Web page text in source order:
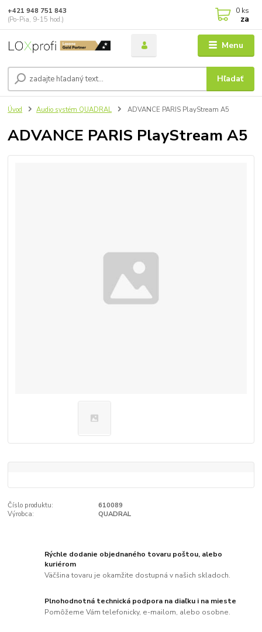
Menu
Hľadať
+421 948 751 843
(Po-Pia, 9-15 hod.)
0 ks
za
Úvod Audio systém QUADRAL ADVANCE PARIS PlayStream A5
ADVANCE PARIS PlayStream A5
Číslo produktu:
610089
Výrobca:
QUADRAL
Rýchle dodanie objednaného tovaru poštou, alebo
kuriérom
Väčšina tovaru je okamžite dostupná v našich skladoch.
Plnohodnotná technická podpora na diaľku i na mieste
Pomôžeme Vám telefonicky, e-mailom, alebo osobne.